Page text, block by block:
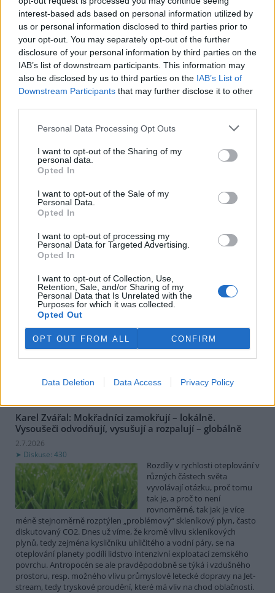
interest-based ads based on personal information utilized by
us or personal information disclosed to third parties prior to
your opt-out. You may separately opt-out of the further
disclosure of your personal information by third parties on the
IAB’s list of downstream participants. This information may
also be disclosed by us to third parties on the IAB’s List of
Downstream Participants that may further disclose it to other
Personal Data Processing Opt Outs
I want to opt-out of the Sharing of my
personal data.
Opted In
I want to opt-out of the Sale of my
Personal Data.
Opted In
I want to opt-out of processing my
Personal Data for Targeted Advertising.
Opted In
I want to opt-out of Collection, Use,
Retention, Sale, and/or Sharing of my
Personal Data that Is Unrelated with the
Purposes for which it was collected.
Opted Out
OPT OUT FROM ALL CONFIRM
Data Deletion Data Access Privacy Policy
protest proti krutým
způsobům zabíjení.
Jiří Svoboda: SVOL vyzývá vládu k ochraně financování
zemědělství, lesnictví a rozvoje venkova v příštím
rozpočtu EU
4.7.2026
Sdružení vlastníků obecních,
soukromých a církevních lesů
v ČR (SVOL) se obrátilo na
výzvou, aby do české pozice
pro jednání o víceletém finančním rámci Evropské unie na období
2028–2034 a o podobě společné zemědělské politiky po roce 2027
promítla požadavek na zachování samostatného a účelově
chráněného financování zemědělství, lesnictví a rozvoje venkova.
Dopis byl adresován předsedovi vlády, ministryni financí,
republiky při Evropské unii.
větrníků
3.7.2026
Diskuse: 133
dostal až do krajské
nemocnice, kde ho operovali.
Trochu s obavou jsem se ho
neděli v době vrcholících vlny
jsem se na návštěvu vlakem.
Karel Zvářal: Mokřadníci zamokřují – lokálně.
Vysoušeči odvodňují, vysušují a rozpalují – globálně
2.7.2026
Diskuse: 430
Rozdíly v rychlosti oteplování v
různých částech světa
vyvolávají otázku, proč tomu
tak je, a proč to není
rovnoměrné, tak jak je více
méně stejnoměrně rozptýlen „problémový“ skleníkový plyn, často
diskutovaný CO2. Dnes už víme, že kromě vlivu skleníkových
plynů, tedy zejména kysličníku uhličitého a vodní páry, se na
oteplování planety podílí lidstvo intenzivní exploatací zemského
povrchu. Antropocén se ale pravděpodobně se týká i vzdušného
prostoru, resp. možného vlivu průmyslové letecké dopravy na Jet-
stream, tedy tryskové proudění, které má vliv na chod oblačnosti.